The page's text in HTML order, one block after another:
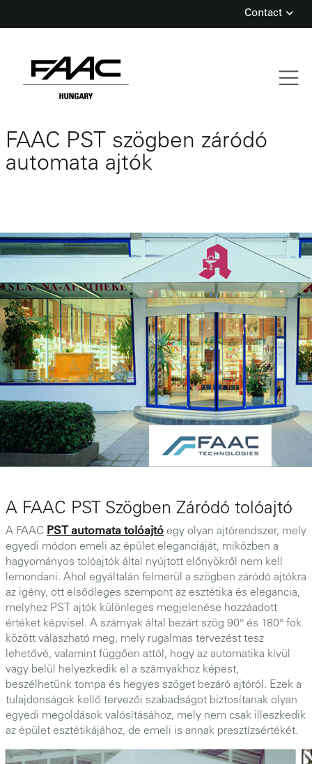
to
content
Contact
FAAC PST szögben záródó
automata ajtók
A FAAC PST Szögben Záródó tolóajtó
A FAAC PST automata tolóajtó egy olyan ajtórendszer, mely
egyedi módon emeli az épület eleganciáját, miközben a
hagyományos tolóajtók által nyújtott előnyökről nem kell
lemondani. Ahol egyáltalán felmerül a szögben záródó ajtókra
az igény, ott elsődleges szempont az esztétika és elegancia,
melyhez PST ajtók különleges megjelenése hozzáadott
értéket képvisel. A szárnyak által bezárt szög 90° és 180° fok
között válaszható meg, mely rugalmas tervezést tesz
lehetővé, valamint függően attól, hogy az automatika kívül
vagy belül helyezkedik el a szárnyakhoz képest,
beszélhetünk tompa és hegyes szöget bezáró ajtóról. Ezek a
tulajdonságok kellő tervezői szabadságot biztosítanak olyan
egyedi megoldások valósításához, mely nem csak illeszkedik
az épület esztétikájához, de emeli is annak presztízsértékét.